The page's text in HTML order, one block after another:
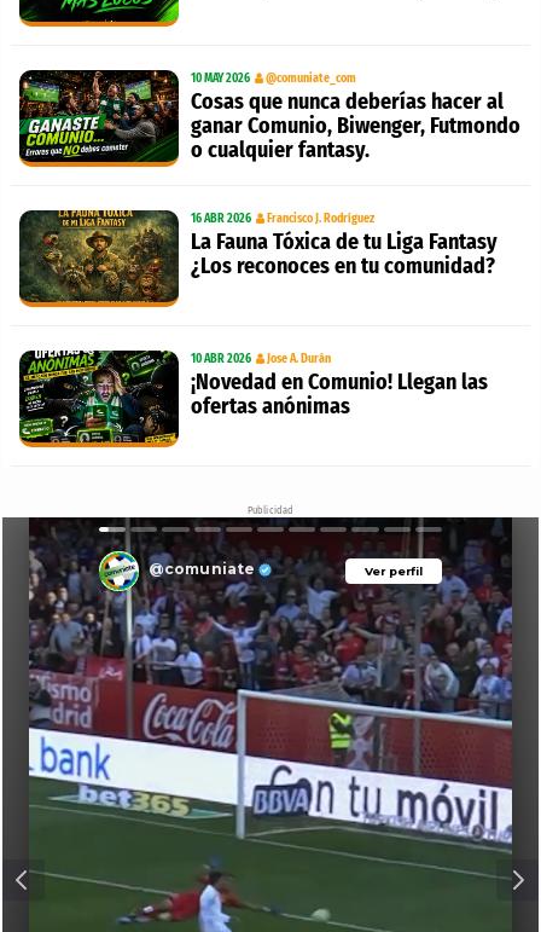
10 MAY 2026 @comuniate_com
Cosas que nunca deberías hacer al
ganar Comunio, Biwenger, Futmondo
o cualquier fantasy.
16 ABR 2026 Francisco J. Rodríguez
La Fauna Tóxica de tu Liga Fantasy
¿Los reconoces en tu comunidad?
10 ABR 2026 Jose A. Durán
¡Novedad en Comunio! Llegan las
ofertas anónimas
Publicidad
Ver perfil
@comuniate Ver perfil